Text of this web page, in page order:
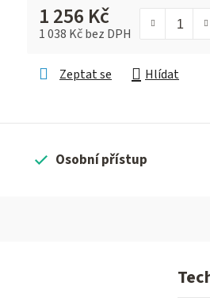
1 256 Kč
1 038 Kč bez DPH
Zeptat se Hlídat
Osobní přístup